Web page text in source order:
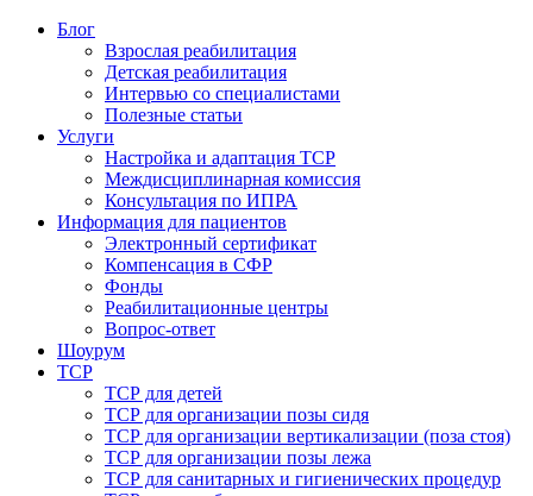
Блог
Взрослая реабилитация
Детская реабилитация
Интервью со специалистами
Полезные статьи
Услуги
Настройка и адаптация ТСР
Междисциплинарная комиссия
Консультация по ИПРА
Информация для пациентов
Электронный сертификат
Компенсация в СФР
Фонды
Реабилитационные центры
Вопрос-ответ
Шоурум
ТСР
ТСР для детей
ТСР для организации позы сидя
ТСР для организации вертикализации (поза стоя)
ТСР для организации позы лежа
ТСР для санитарных и гигиенических процедур